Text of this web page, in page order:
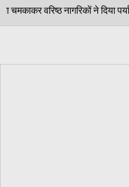
संरक्षण का संदेश